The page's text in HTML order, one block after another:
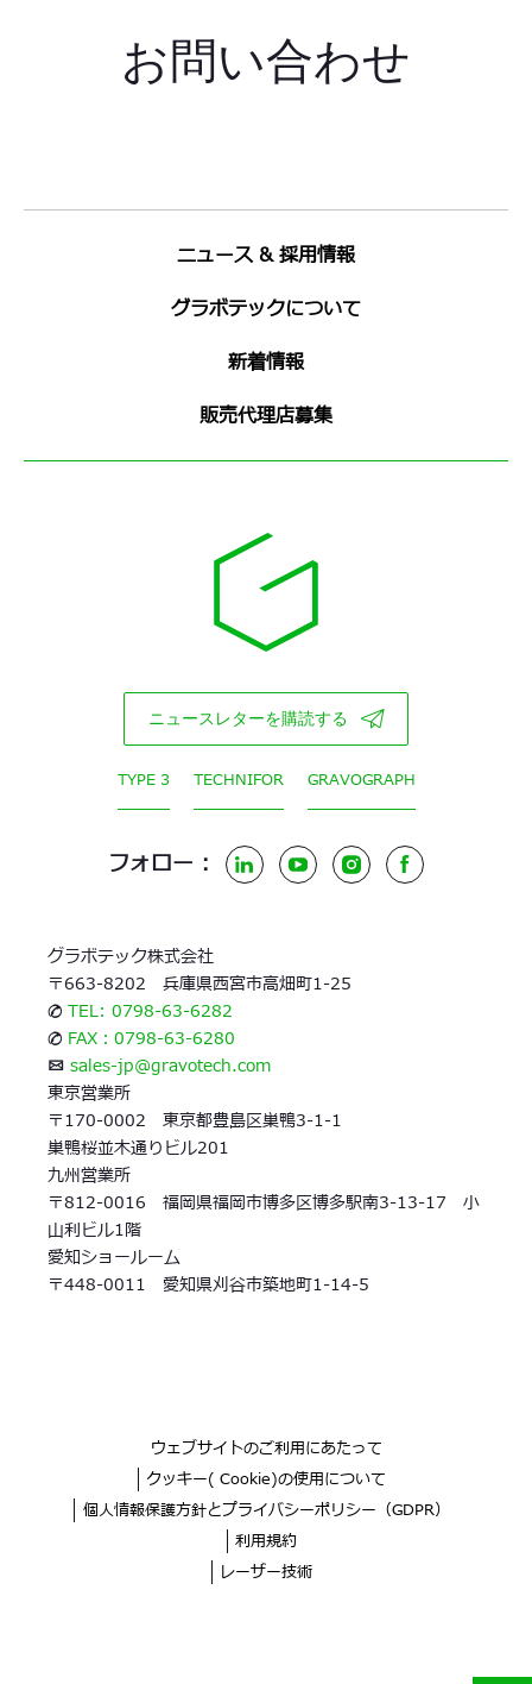
お問い合わせ
ニュース & 採用情報
グラボテックについて
新着情報
販売代理店募集
ニュースレターを購読する
TYPE 3 TECHNIFOR GRAVOGRAPH
フォロー : LinkedInYouTubeInstagramFacebook
グラボテック株式会社
〒663-8202 兵庫県西宮市高畑町1-25
✆ TEL: 0798-63-6282
✆ FAX：0798-63-6280
✉ sales-jp@gravotech.com
東京営業所
〒170-0002 東京都豊島区巣鴨3-1-1
巣鴨桜並木通りビル201
九州営業所
〒812-0016 福岡県福岡市博多区博多駅南3-13-17 小
山利ビル1階
愛知ショールーム
〒448-0011 愛知県刈谷市築地町1-14-5
ウェブサイトのご利用にあたって
クッキー( Cookie)の使用について
個人情報保護方針とプライバシーポリシー（GDPR）
利用規約
レーザー技術